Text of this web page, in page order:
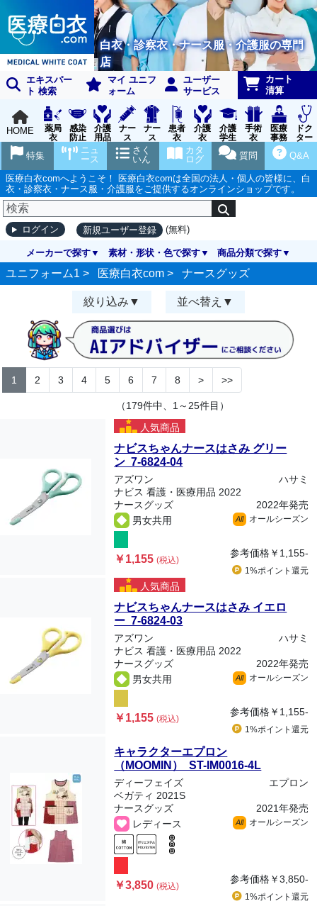
白衣・診察衣・ナース服・介護服の専門
店
エキスパー
ト 検索
マイ ユニフ
ォーム
ユーザー
サービス
カート
清算
HOME
薬局
衣
感染
防止
用品
介護
用品
ナー
ス
グッ
ズ
ナー
ス
ウェ
ア
患者
衣
介護
衣
介護
学生
実習
衣
手術
衣
医療
事務
受付
ドク
ター
ア
Q&A
質問
カタ
ログ
さく
いん
ニュ
ース
特集
医療白衣comへようこそ！ 医療白衣comは全国の法人・個人の皆様に、白
衣・診察衣・ナース服・介護服をご提供するオンラインショップです。
ログイン 新規ユーザー登録 (無料)
メーカーで探す 素材・形状・色で探す 商品分類で探す
ユニフォーム1 > 医療白衣com > ナースグッズ
絞り込み 並べ替え
1 2 3 4 5 6 7 8 > >>
（179件中、1～25件目）
人気商品
ナビスちゃんナースはさみ グリー
ン 7-6824-04
アズワン
ハサミ
ナビス 看護・医療用品 2022
ナースグッズ
2022年発売
男女共用
All オールシーズン
￥1,155(税込)
参考価格￥1,155-
1%ポイント 還元
人気商品
ナビスちゃんナースはさみ イエロ
ー 7-6824-03
アズワン
ハサミ
ナビス 看護・医療用品 2022
ナースグッズ
2022年発売
男女共用
All オールシーズン
￥1,155(税込)
参考価格￥1,155-
1%ポイント 還元
キャラクターエプロン
（MOOMIN） ST-IM0016-4L
ディーフェイズ
エプロン
ベガティ 2021S
ナースグッズ
2021年発売
レディース
All オールシーズン
￥3,850(税込)
参考価格￥3,850-
1%ポイント 還元